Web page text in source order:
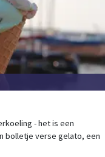
- het is een
bolletje verse gelato, een